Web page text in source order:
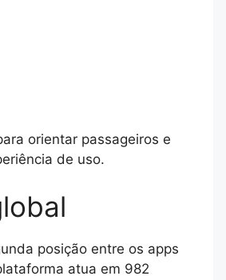
orientar passageiros e
de uso.
posição entre os apps
atua em 982